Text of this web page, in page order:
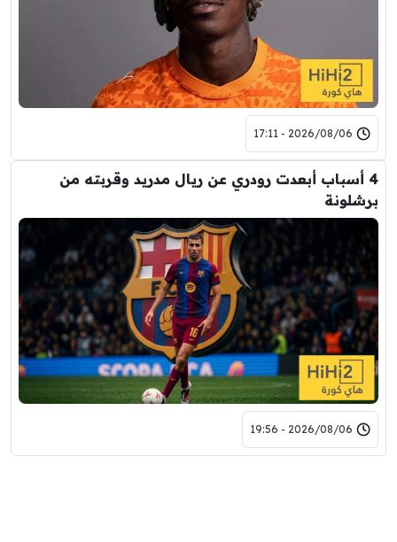
2026/08/06 - 17:11
4 أسباب أبعدت رودري عن ريال مدريد وقربته من
برشلونة
2026/08/06 - 19:56